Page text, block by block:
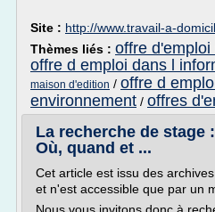
Site : http://www.travail-a-
Thèmes liés : offre
offre d emploi dans l
maison d'edition / offre d
environnement / offres
La recherche de stage
Où, quand et ...
Cet article est issu des
et n'est accessible que par un